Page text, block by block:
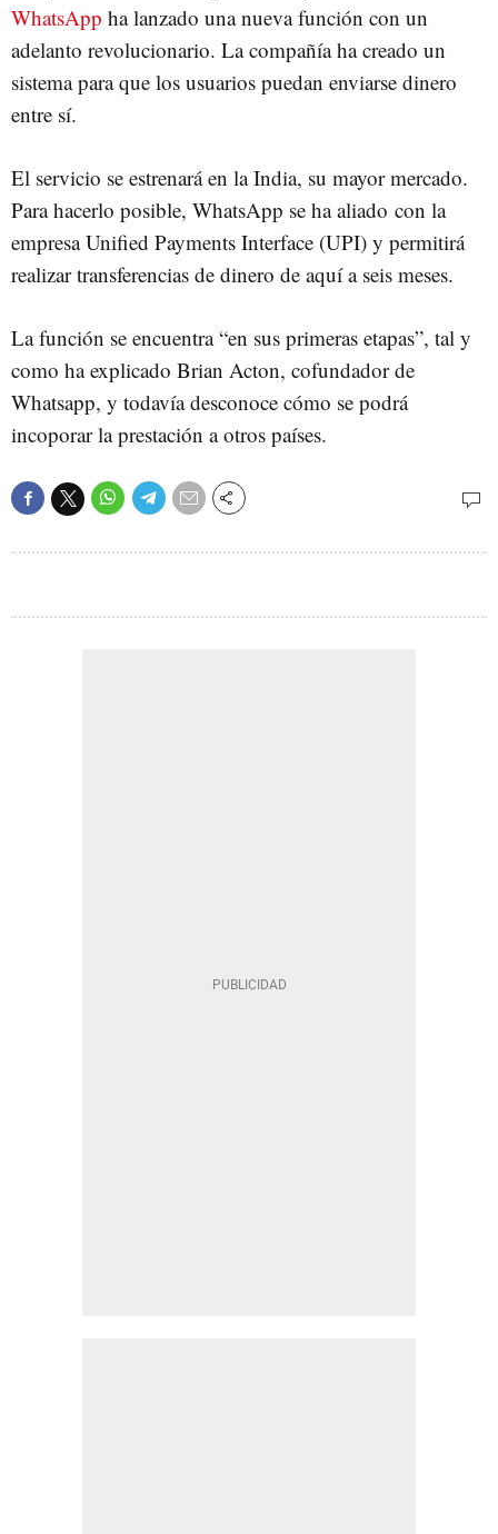
WhatsApp ha lanzado una nueva función con un
adelanto revolucionario. La compañía ha creado un
sistema para que los usuarios puedan enviarse dinero
entre sí.
El servicio se estrenará en la India, su mayor mercado.
Para hacerlo posible, WhatsApp se ha aliado con la
empresa Unified Payments Interface (UPI) y permitirá
realizar transferencias de dinero de aquí a seis meses.
La función se encuentra “en sus primeras etapas”, tal y
como ha explicado Brian Acton, cofundador de
Whatsapp, y todavía desconoce cómo se podrá
incoporar la prestación a otros países.